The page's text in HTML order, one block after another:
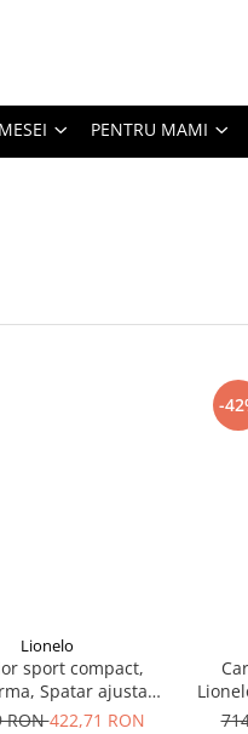
PENTRU MAMI
Lionelo
sport compact,
Spatar ajustabil
Suport picioare
RON422,71 RON
-
in